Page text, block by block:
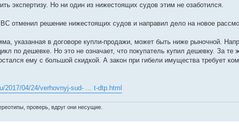
экспертизу. Но ни один из нижестоящих судов этим не озаботился.
отменил решение нижестоящих судов и направил дело на новое
указанная в договоре купли-продажи, может быть ниже рыночной.
по дешевке. Но это не означает, что покупатель купил дешевку. За те
ему с большой скидкой. А закон при гибели имущества требует
2017/04/24/verhovnyj-sud- ... t-dtp.html
проверь, вдруг они несущие.